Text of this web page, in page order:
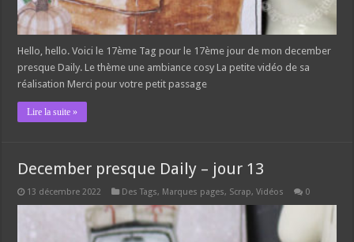
Hello, hello. Voici le 17ème Tag pour le 17ème jour de mon december
presque Daily. Le thème une ambiance cosy La petite vidéo de sa
réalisation Merci pour votre petit passage
Lire la suite »
December presque Daily – jour 13
13 décembre 2022 Des Tags, Marques pages, Scrap,Vidéos 0